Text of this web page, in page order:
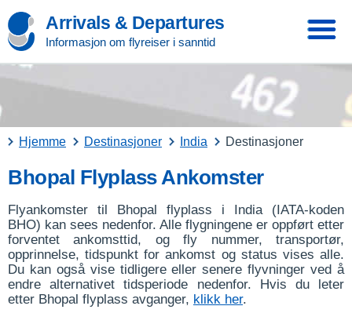
Arrivals & Departures
Informasjon om flyreiser i sanntid
Hjemme Destinasjoner India Destinasjoner
Bhopal Flyplass Ankomster
Flyankomster til Bhopal flyplass i India (IATA-koden
BHO) kan sees nedenfor. Alle flygningene er oppført etter
forventet ankomsttid, og fly nummer, transportør,
opprinnelse, tidspunkt for ankomst og status vises alle.
Du kan også vise tidligere eller senere flyvninger ved å
endre alternativet tidsperiode nedenfor. Hvis du leter
etter Bhopal flyplass avganger, klikk her.